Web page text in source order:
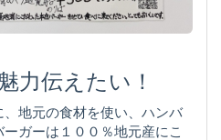
伝えたい！
地元の食材を使い、ハンバ
ガーは１００％地元産にこ